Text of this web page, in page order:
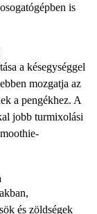
is
a késegységgel
mozgatja az
a pengékhez. A
jobb turmixolási
és zöldségek